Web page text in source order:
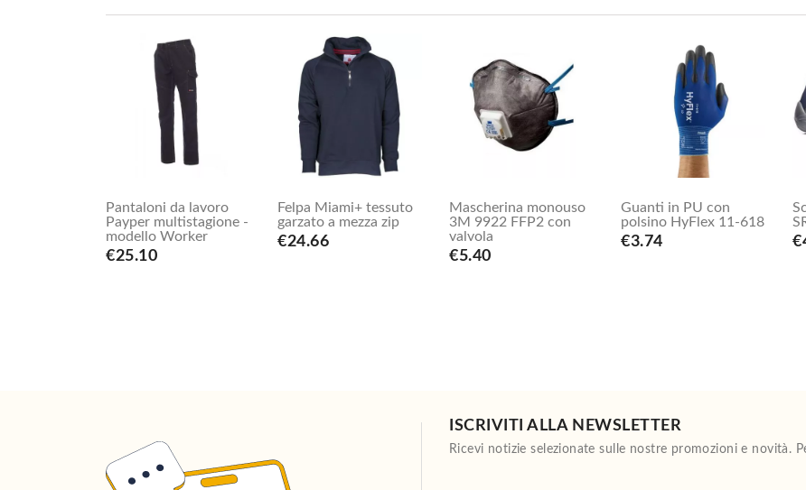
Pantaloni da lavoro
Payper multistagione -
modello Worker
€25.10
Felpa Miami+ tessuto
garzato a mezza zip
€24.66
Mascherina monouso
3M 9922 FFP2 con
valvola
€5.40
Guanti in PU con
polsino HyFlex 11-618
€3.74
ISCRIVITI ALLA NEWSLETTER
Ricevi notizie selezionate sulle nostre promozioni e novità.